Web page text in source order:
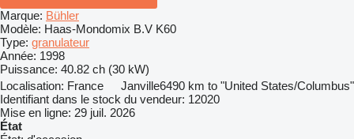
Marque: Bühler
Modèle: Haas-Mondomix B.V K60
Type: granulateur
Année: 1998
Puissance: 40.82 ch (30 kW)
Localisation: France Janville6490 km to "United States/Columbus"
Identifiant dans le stock du vendeur: 12020
Mise en ligne: 29 juil. 2026
État